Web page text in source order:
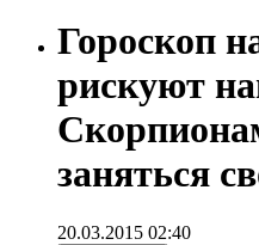
Гороскоп
рискуют
заняться
20.03.2015 02:40